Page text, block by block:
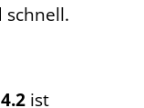
schnell.
ist